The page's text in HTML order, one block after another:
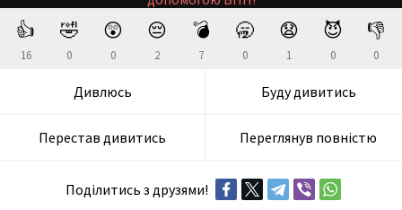
👍
16
🤣
0
😲
0
😔
2
💣
7
🥱
0
😧
1
😈
0
👎
0
Дивлюсь Буду дивитись
Перестав дивитись Переглянув повністю
Поділитись з друзями!